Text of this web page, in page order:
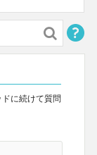
に続けて質問